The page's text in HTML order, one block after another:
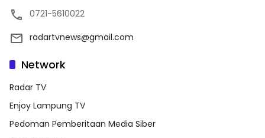
0721-5610022
radartvnews@gmail.com
Network
Radar TV
Enjoy Lampung TV
Pedoman Pemberitaan Media Siber